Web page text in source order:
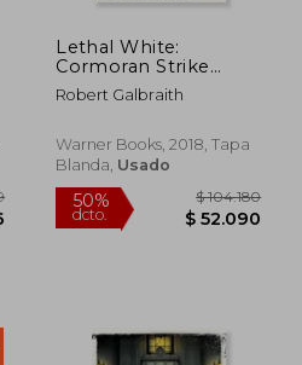
Lethal White:
Cormoran Strike
Book 4 (Cormoran
Strike 4) (en Inglés)
Robert Galbraith
Warner Books, 2018, Tapa
Blanda, Usado